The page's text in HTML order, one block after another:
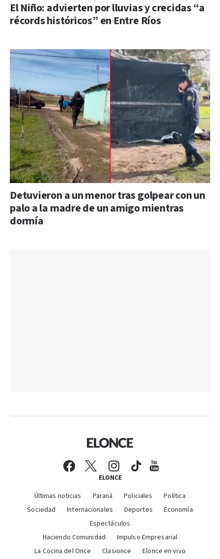
El Niño: advierten por lluvias y crecidas “a
récords históricos” en Entre Ríos
Detuvieron a un menor tras golpear con un
palo a la madre de un amigo mientras
dormía
ELONCE
Últimas noticias Paraná Policiales
Política
Sociedad
Internacionales Deportes
Economía
Espectáculos
Haciendo Comunidad
Impulso Empresarial
La Cocina del Once
Clasionce Elonce en vivo